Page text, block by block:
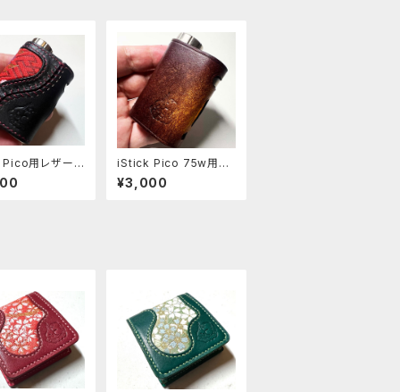
用レザース
[379-pc]
iStick Pico 75w用レ
ザースリーブ [407-p
c]
¥3,000